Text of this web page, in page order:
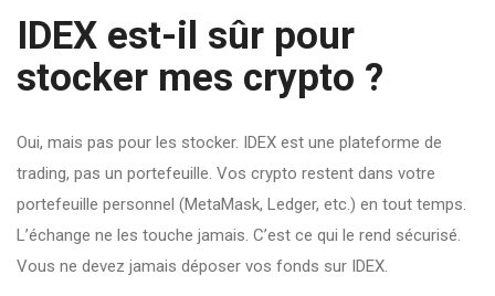
IDEX est-il sûr pour
stocker mes crypto ?
Oui, mais pas pour les stocker. IDEX est une plateforme de
trading, pas un portefeuille. Vos crypto restent dans votre
portefeuille personnel (MetaMask, Ledger, etc.) en tout temps.
L’échange ne les touche jamais. C’est ce qui le rend sécurisé.
Vous ne devez jamais déposer vos fonds sur IDEX.